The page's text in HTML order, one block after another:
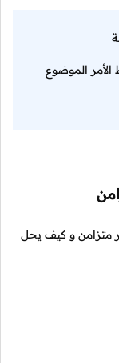
الأمر الموضوع
متزامن و كيف يحل